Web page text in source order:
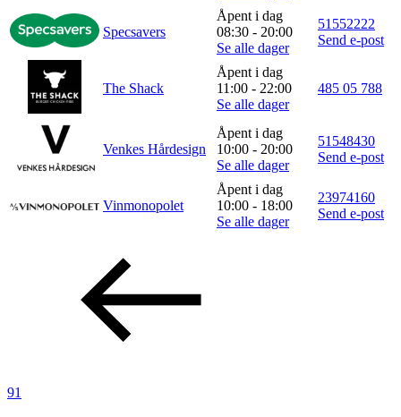
Specsavers
Åpent i dag
08:30 - 20:00
Se alle dager
51552222
Send e-post
The Shack
Åpent i dag
11:00 - 22:00
Se alle dager
485 05 788
Venkes Hårdesign
Åpent i dag
10:00 - 20:00
Se alle dager
51548430
Send e-post
Vinmonopolet
Åpent i dag
10:00 - 18:00
Se alle dager
23974160
Send e-post
91